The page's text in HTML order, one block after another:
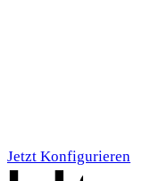
Jetzt Konfigurieren